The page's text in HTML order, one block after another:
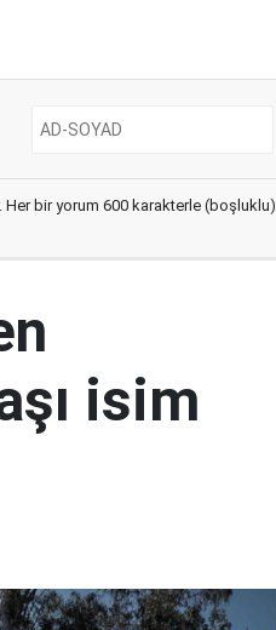
bir yorum 600 karakterle (boşluklu)
isim